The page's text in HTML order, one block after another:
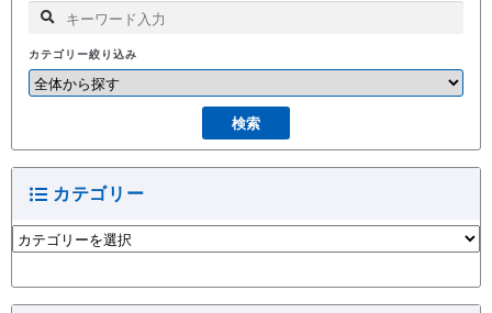
カテゴリー絞り込み
カテゴリー
カ
テ